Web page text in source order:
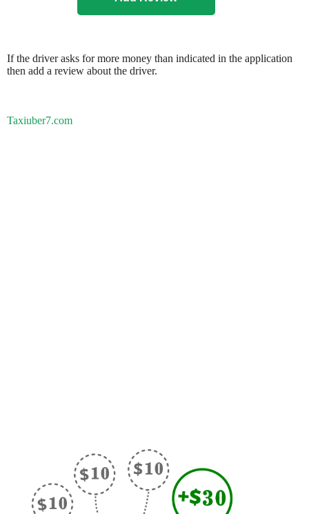
If the driver asks for more money than indicated in the application
then add a review about the driver.
Taxiuber7.com